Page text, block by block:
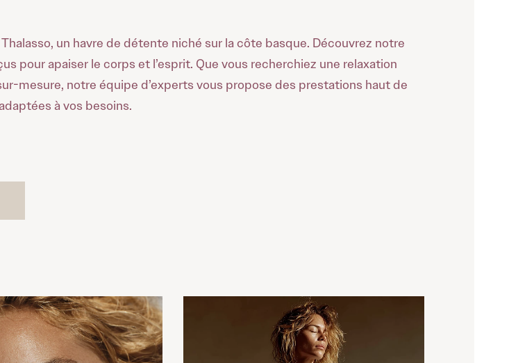
un havre de détente niché sur la côte basque. Découvrez notre
pour apaiser le corps et l’esprit. Que vous recherchiez une relaxation
mesure, notre équipe d’experts vous propose des prestations haut de
à vos besoins.